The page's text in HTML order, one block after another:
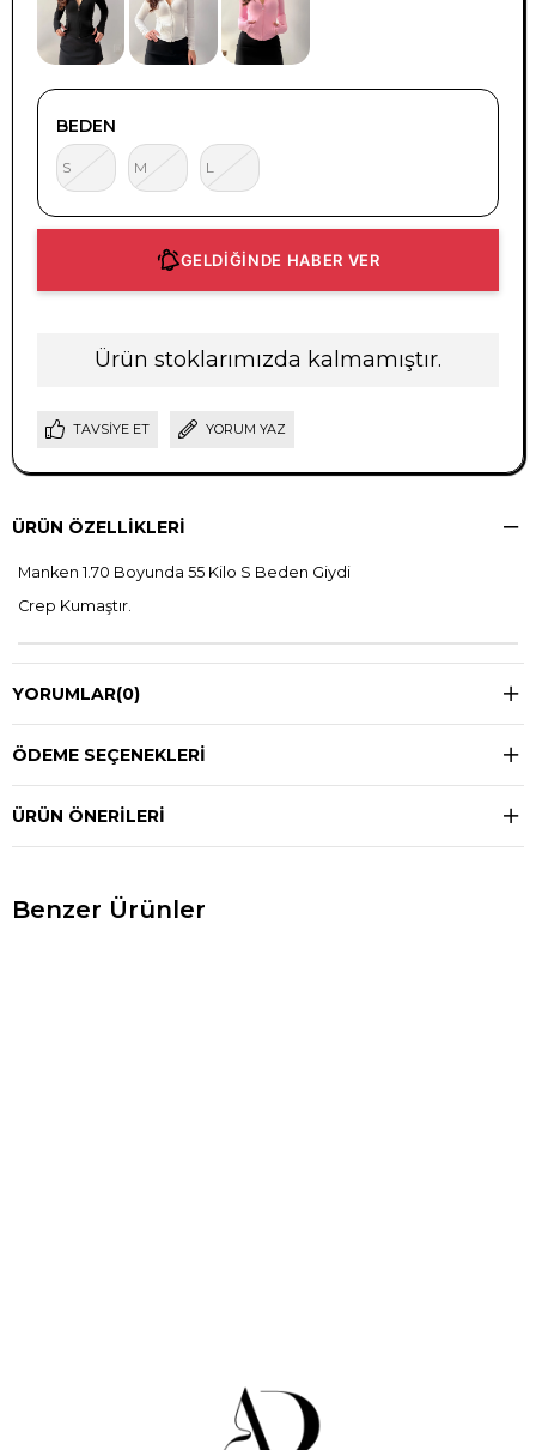
BEDEN
S M L
GELDİĞİNDE HABER VER
Ürün stoklarımızda kalmamıştır.
TAVSIYE ET YORUM YAZ
ÜRÜN ÖZELLIKLERI
Manken 1.70 Boyunda 55 Kilo S Beden Giydi
Crep Kumaştır.
YORUMLAR(0)
ÖDEME SEÇENEKLERI
ÜRÜN ÖNERILERI
Benzer Ürünler